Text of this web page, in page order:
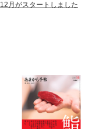
12月がスタートしました